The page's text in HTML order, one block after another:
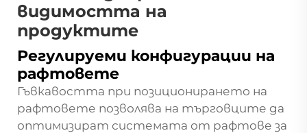
видимостта на
продуктите
Регулируеми конфигурации на
рафтовете
Гъвкавостта при позиционирането на
рафтовете позволява на търговците да
оптимизират системата от рафтове за